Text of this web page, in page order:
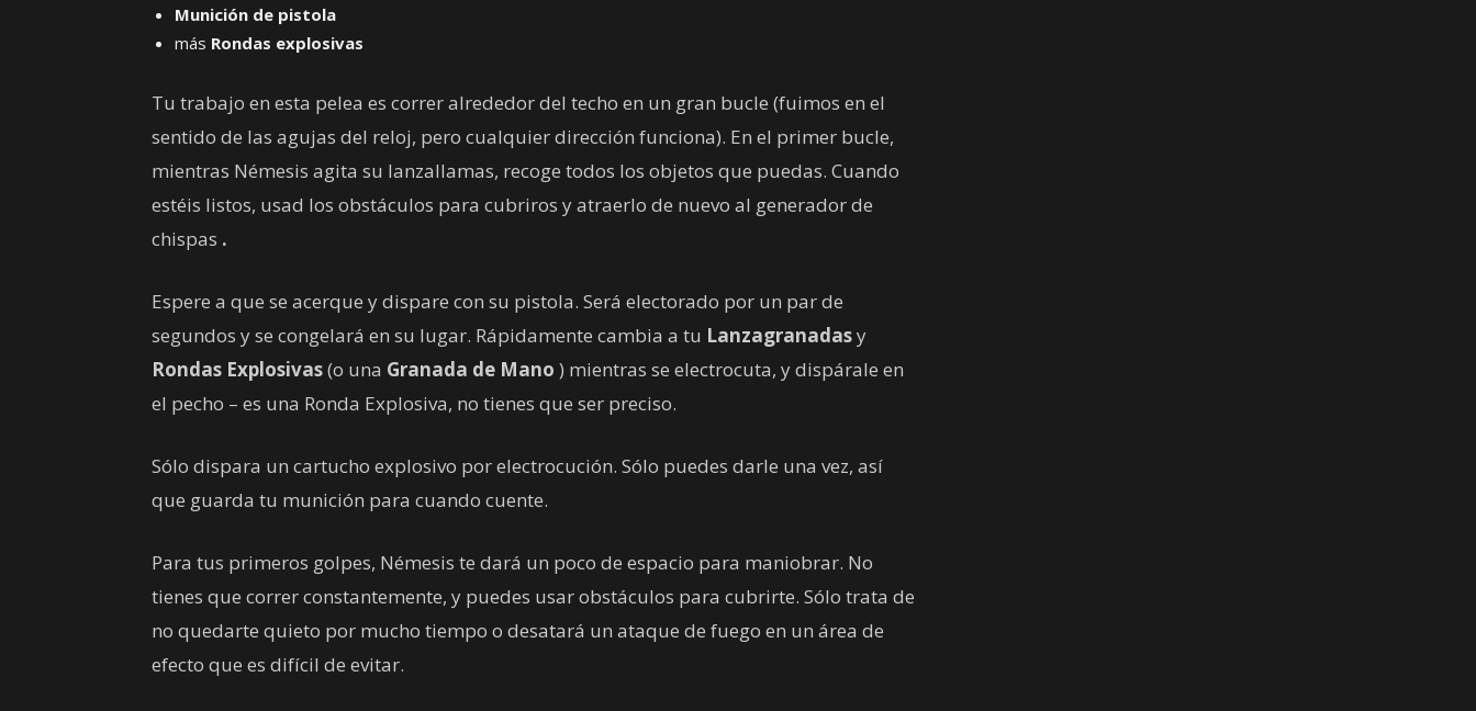
Munición de pistola
más Rondas explosivas
Tu trabajo en esta pelea es correr alrededor del techo en un gran bucle (fuimos en el
sentido de las agujas del reloj, pero cualquier dirección funciona). En el primer bucle,
mientras Némesis agita su lanzallamas, recoge todos los objetos que puedas. Cuando
estéis listos, usad los obstáculos para cubriros y atraerlo de nuevo al generador de
chispas .
Espere a que se acerque y dispare con su pistola. Será electorado por un par de
segundos y se congelará en su lugar. Rápidamente cambia a tu Lanzagranadasy
Rondas Explosivas(o una Granada de Mano ) mientras se electrocuta, y dispárale en
el pecho – es una Ronda Explosiva, no tienes que ser preciso.
Sólo dispara un cartucho explosivo por electrocución. Sólo puedes darle una vez, así
que guarda tu munición para cuando cuente.
Para tus primeros golpes, Némesis te dará un poco de espacio para maniobrar. No
tienes que correr constantemente, y puedes usar obstáculos para cubrirte. Sólo trata de
no quedarte quieto por mucho tiempo o desatará un ataque de fuego en un área de
efecto que es difícil de evitar.